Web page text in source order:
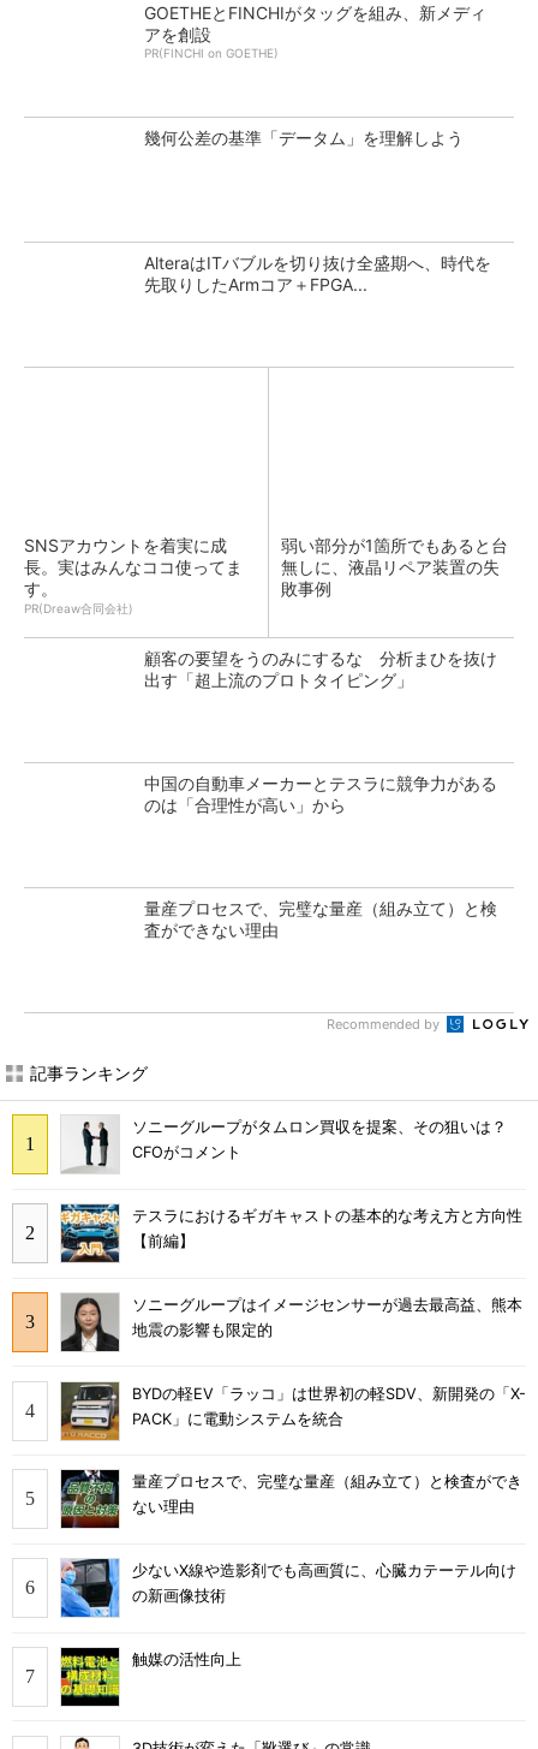
GOETHEとFINCHIがタッグを組み、新メディ
アを創設
PR(FINCHI on GOETHE)
幾何公差の基準「データム」を理解しよう
AlteraはITバブルを切り抜け全盛期へ、時代を
先取りしたArmコア＋FPGA...
SNSアカウントを着実に成
長。実はみんなココ使ってま
す。
PR(Dreaw合同会社)
弱い部分が1箇所でもあると台
無しに、液晶リペア装置の失
敗事例
顧客の要望をうのみにするな 分析まひを抜け
出す「超上流のプロトタイピング」
中国の自動車メーカーとテスラに競争力がある
のは「合理性が高い」から
量産プロセスで、完璧な量産（組み立て）と検
査ができない理由
Recommended by
記事ランキング
ソニーグループがタムロン買収を提案、その狙いは？
CFOがコメント
テスラにおけるギガキャストの基本的な考え方と方向性
【前編】
ソニーグループはイメージセンサーが過去最高益、熊本
地震の影響も限定的
BYDの軽EV「ラッコ」は世界初の軽SDV、新開発の「X-
PACK」に電動システムを統合
量産プロセスで、完璧な量産（組み立て）と検査ができ
ない理由
少ないX線や造影剤でも高画質に、心臓カテーテル向け
の新画像技術
触媒の活性向上